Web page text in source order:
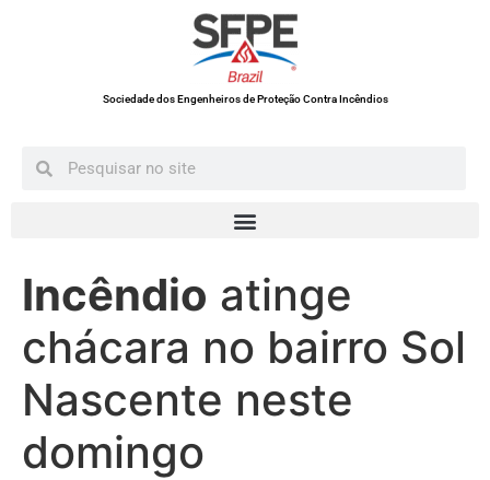
Sociedade dos Engenheiros de Proteção Contra Incêndios
Incêndio atinge
chácara no bairro Sol
Nascente neste
domingo